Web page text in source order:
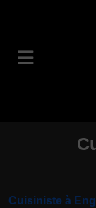
Cuisiniste à
Panneau de